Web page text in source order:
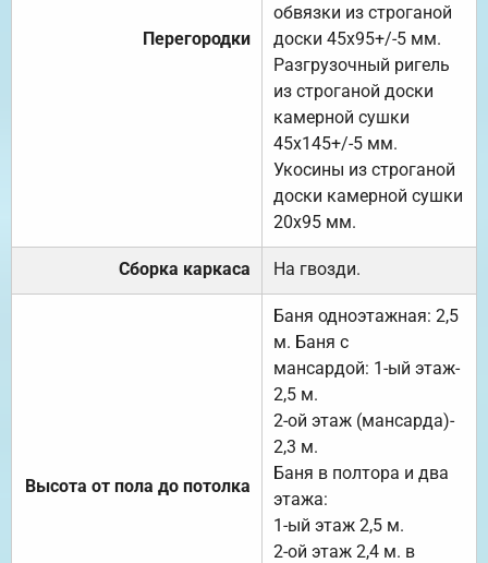
Перегородки
обвязки из строганой
доски 45х95+/-5 мм.
Разгрузочный ригель
из строганой доски
камерной сушки
45х145+/-5 мм.
Укосины из строганой
доски камерной сушки
20х95 мм.
Сборка каркаса На гвозди.
Высота от пола до потолка
Баня одноэтажная: 2,5
м. Баня с
мансардой: 1-ый этаж-
2,5 м.
2-ой этаж (мансарда)-
2,3 м.
Баня в полтора и два
этажа:
1-ый этаж 2,5 м.
2-ой этаж 2,4 м. в